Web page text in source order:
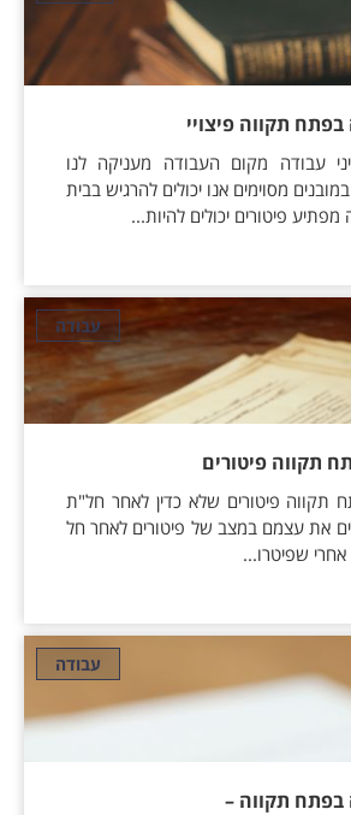
בפתח תקווה פיצויי
דיני עבודה מקום העבודה מעניקה לנו
מסוימים אנו יכולים להרגיש בבית
מפתיע פיטורים יכולים להיות...
עבודה
תקווה פיטורים
תקווה פיטורים שלא כדין לאחר חל"ת
את עצמם במצב של פיטורים לאחר חל
שפיטרו...
עבודה
בפתח תקווה –